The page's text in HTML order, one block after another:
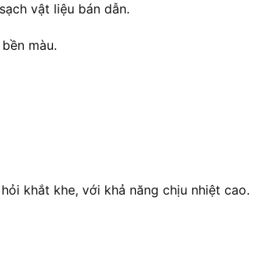
vật liệu bán dẫn.
màu.
khắt khe, với khả năng chịu nhiệt cao.